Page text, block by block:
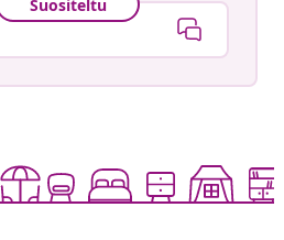
Suositeltu